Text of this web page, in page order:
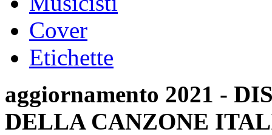
Cover
Etichette
aggiornamento 2021 -
DELLA CANZONE